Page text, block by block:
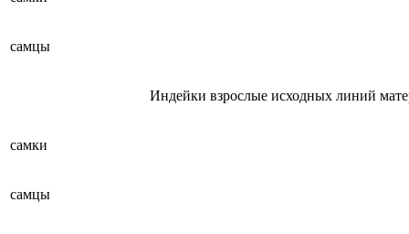
самцы
Индейки взрослые исходных линий
самки
самцы